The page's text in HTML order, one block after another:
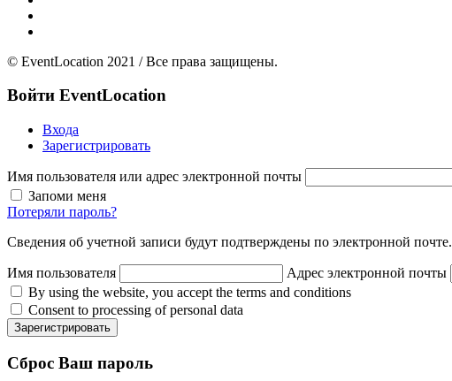
© EventLocation 2021 / Все права защищены.
Войти EventLocation
Входа
Зарегистрировать
Имя пользователя или адрес электронной почты
Запоми меня
Потеряли пароль?
Сведения об учетной записи будут подтверждены по электронной почте.
Имя пользователя
Адрес электронной почты
By using the website, you accept the terms and conditions
Consent to processing of personal data
Зарегистрировать
Сброс Ваш пароль